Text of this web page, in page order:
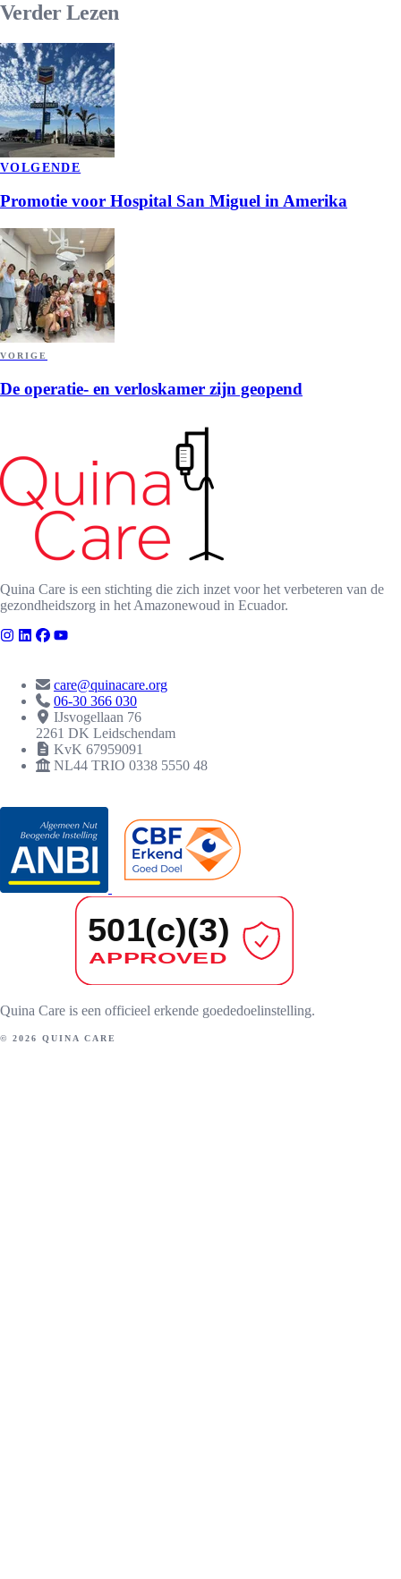
Verder Lezen
VOLGENDE
Promotie voor Hospital San Miguel in Amerika
VORIGE
De operatie- en verloskamer zijn geopend
Quina Care is een stichting die zich inzet voor het verbeteren van de
gezondheidszorg in het Amazonewoud in Ecuador.
care@quinacare.org
06-30 366 030
IJsvogellaan 76
2261 DK Leidschendam
KvK 67959091
NL44 TRIO 0338 5550 48
Quina Care is een officieel erkende goededoelinstelling.
© 2026 QUINA CARE